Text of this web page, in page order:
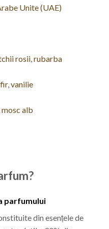
Unite (UAE)
rosii rubarba
, vanilie
mosc alb
parfumului
din esențele de